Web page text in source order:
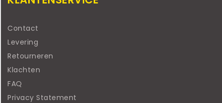
Contact
Levering
Retourneren
Klachten
FAQ
Privacy Statement